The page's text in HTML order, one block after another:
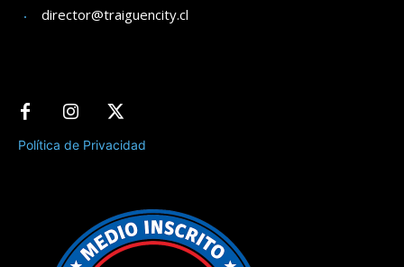
director@traiguencity.cl
Política de Privacidad